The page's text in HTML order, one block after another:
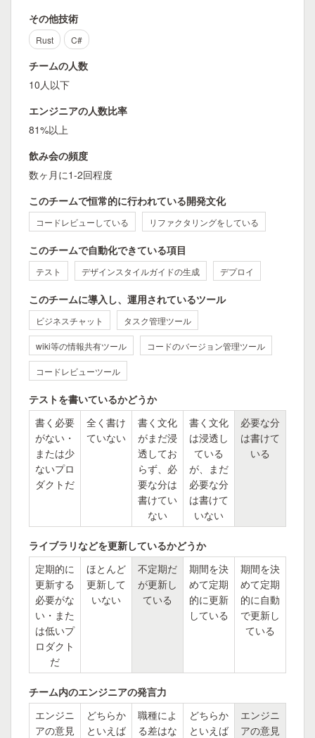
その他技術
Rust C#
チームの人数
10人以下
エンジニアの人数比率
81%以上
飲み会の頻度
数ヶ月に1-2回程度
このチームで恒常的に行われている開発文化
コードレビューしている リファクタリングをしている
このチームで自動化できている項目
テスト デザインスタイルガイドの生成 デプロイ
このチームに導入し、運用されているツール
ビジネスチャット タスク管理ツール
wiki等の情報共有ツール コードのバージョン管理ツール
コードレビューツール
テストを書いているかどうか
書く必要
がない・
または少
ないプロ
ダクトだ
全く書け
ていない
書く文化
がまだ浸
透してお
らず、必
要な分は
書けてい
ない
書く文化
は浸透し
ている
が、まだ
必要な分
は書けて
いない
必要な分
は書けて
いる
ライブラリなどを更新しているかどうか
定期的に
更新する
必要がな
い・また
は低いプ
ロダクト
だ
ほとんど
更新して
いない
不定期だ
が更新し
ている
期間を決
めて定期
的に更新
している
期間を決
めて定期
的に自動
で更新し
ている
チーム内のエンジニアの発言力
エンジニ
アの意見
どちらか
といえば
職種によ
る差はな
どちらか
といえば
エンジニ
アの意見